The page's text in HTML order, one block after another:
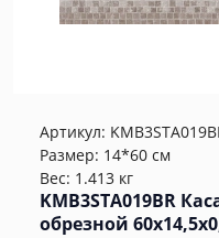
Артикул:
Размер: 14*60 см
Вес: 1.413 кг
KMB3STA019BR
обрезной